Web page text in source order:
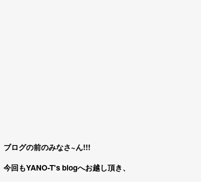
ブログの前のみなさ~ん!!!
今回もYANO-T's blogへお越し頂き、